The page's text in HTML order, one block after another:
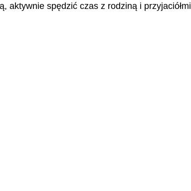
aktywnie spędzić czas z rodziną i